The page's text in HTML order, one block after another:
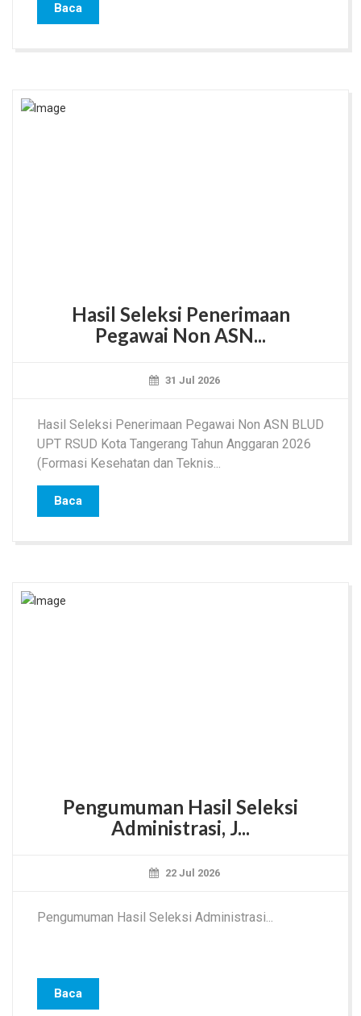
Baca
Hasil Seleksi Penerimaan
Pegawai Non ASN...
31 Jul 2026
Hasil Seleksi Penerimaan Pegawai Non ASN BLUD
UPT RSUD Kota Tangerang Tahun Anggaran 2026
(Formasi Kesehatan dan Teknis...
Baca
Pengumuman Hasil Seleksi
Administrasi, J...
22 Jul 2026
Pengumuman Hasil Seleksi Administrasi...
Baca